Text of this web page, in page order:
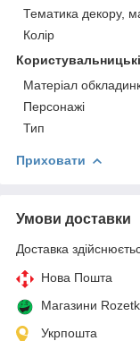
Тематика декору,
Колір
Матеріал
Персонажі
Тип
Приховати
Умови доставки
Доставка
Нова Пошта
Магазини
Укрпошта